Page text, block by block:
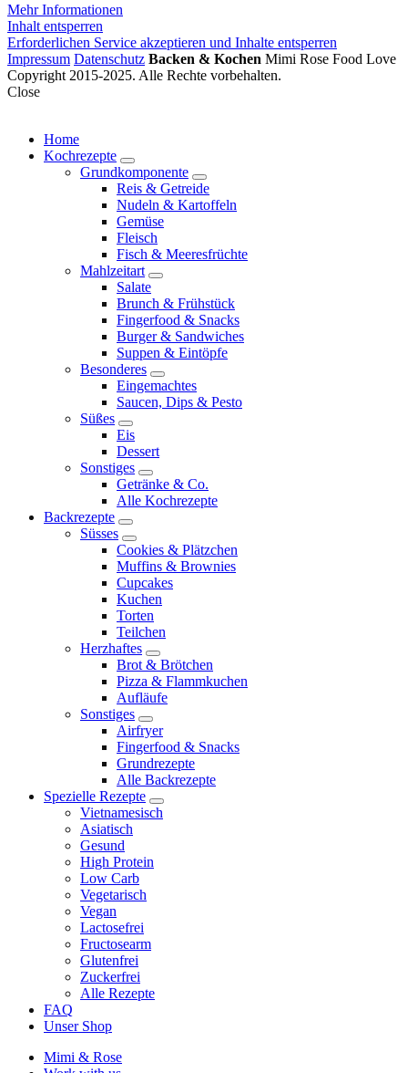
Mehr Informationen
Inhalt entsperren
Erforderlichen Service akzeptieren und Inhalte entsperren
Impressum Datenschutz Backen & Kochen Mimi Rose Food Love
Copyright 2015-2025. Alle Rechte vorbehalten.
Close
Home
Kochrezepte
expand
child
menu
Grundkomponente
expand
child
menu
Reis & Getreide
Nudeln & Kartoffeln
Gemüse
Fleisch
Fisch & Meeresfrüchte
Mahlzeitart
expand
menu
Salate
Brunch & Frühstück
Fingerfood & Snacks
Burger & Sandwiches
Suppen & Eintöpfe
Besonderes
expand
child
menu
Eingemachtes
Saucen, Dips & Pesto
Süßes
expand
child
menu
Eis
Dessert
Sonstiges
expand
child
menu
Getränke & Co.
Alle Kochrezepte
Backrezepte
expand
child
menu
Süsses
expand
child
menu
Cookies & Plätzchen
Muffins & Brownies
Cupcakes
Kuchen
Torten
Teilchen
Herzhaftes
expand
child
menu
Brot & Brötchen
Pizza & Flammkuchen
Aufläufe
Sonstiges
expand
child
menu
Airfryer
Fingerfood & Snacks
Grundrezepte
Alle Backrezepte
Spezielle Rezepte
expand
child
Vietnamesisch
Asiatisch
Gesund
High Protein
Low Carb
Vegetarisch
Vegan
Lactosefrei
Fructosearm
Glutenfrei
Zuckerfrei
Alle Rezepte
FAQ
Unser Shop
Mimi & Rose